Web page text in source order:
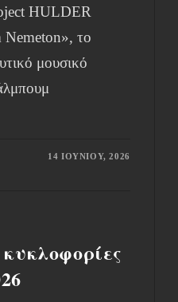
HULDER
Nemeton», το
μουσικό
14 ΙΟΥΝΊΟΥ, 2026